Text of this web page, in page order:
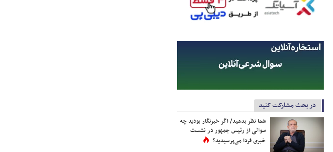
در بحث مشارکت کنید
شما نظر بدهید/ اگر خبرنگار بودید چه
سوالی از رئیس جمهور در نشست
خبری فردا می‌پرسیدید؟